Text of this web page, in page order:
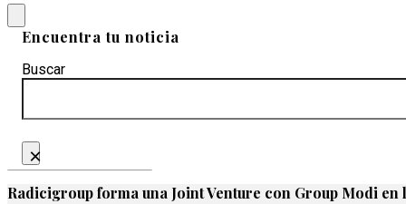
Encuentra tu noticia
Buscar
×
Radicigroup forma una Joint Venture con Group Modi en